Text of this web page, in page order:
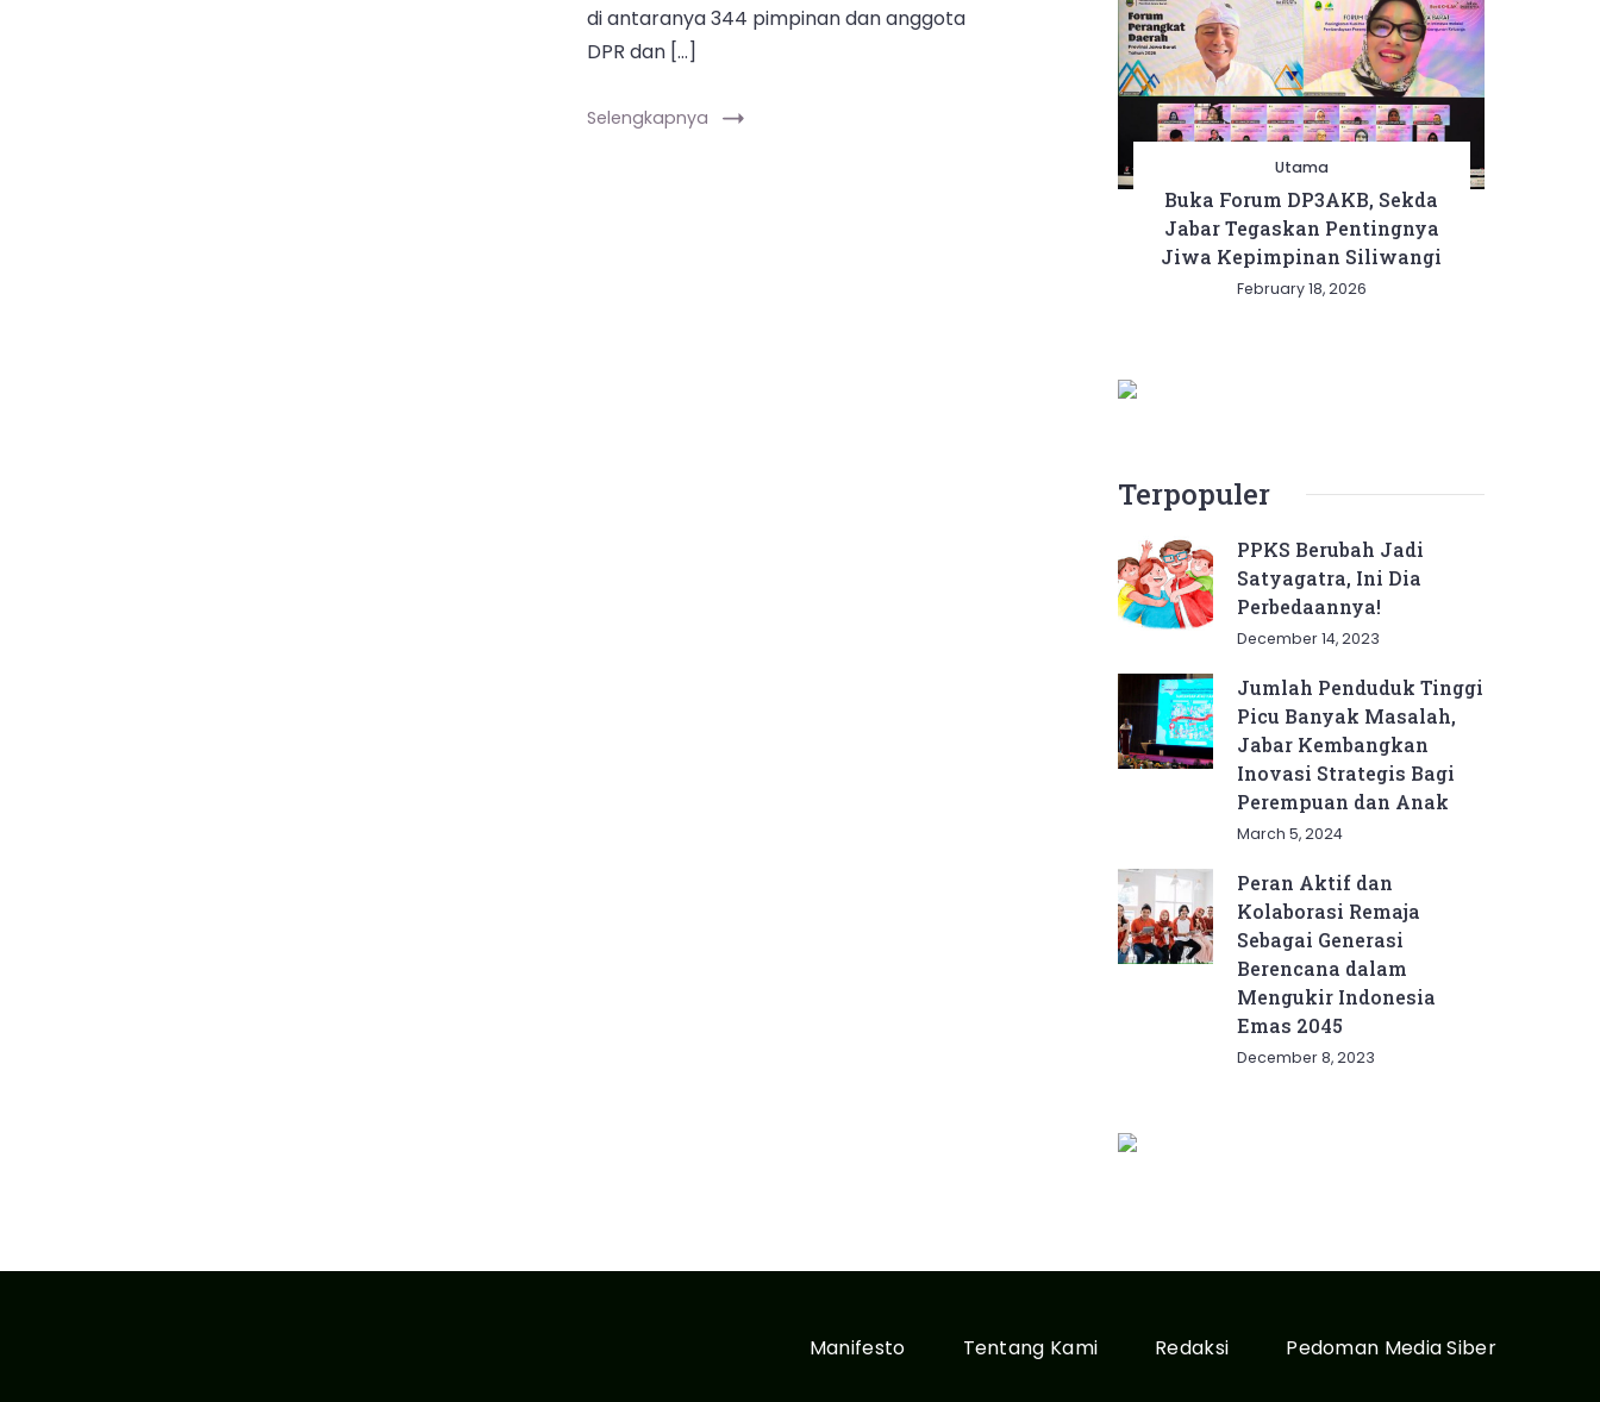
di antaranya 344 pimpinan dan anggota
DPR dan […]
Selengkapnya
Utama
Buka Forum DP3AKB, Sekda
Jabar Tegaskan Pentingnya
Jiwa Kepimpinan Siliwangi
February 18, 2026
Terpopuler
PPKS Berubah Jadi
Satyagatra, Ini Dia
Perbedaannya!
December 14, 2023
Jumlah Penduduk Tinggi
Picu Banyak Masalah,
Jabar Kembangkan
Inovasi Strategis Bagi
Perempuan dan Anak
March 5, 2024
Peran Aktif dan
Kolaborasi Remaja
Sebagai Generasi
Berencana dalam
Mengukir Indonesia
Emas 2045
December 8, 2023
Manifesto Tentang Kami Redaksi Pedoman Media Siber